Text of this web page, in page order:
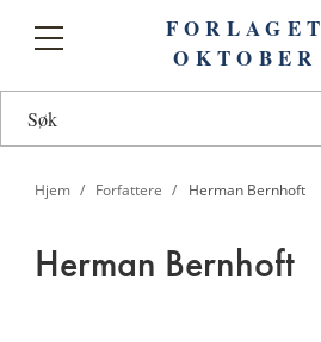
Toggle
FORLAGET
OKTOBER
Hjem Forfattere Herman Bernhoft
Herman Bernhoft